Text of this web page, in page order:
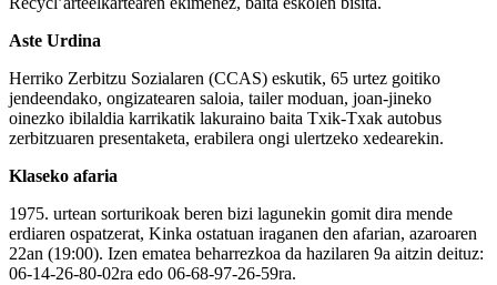
Aste Urdina
Herriko Zerbitzu Sozialaren (CCAS) eskutik, 65 urtez goitiko
jendeendako, ongizatearen saloia, tailer moduan, joan-jineko
oinezko ibilaldia karrikatik lakuraino baita Txik-Txak autobus
zerbitzuaren presentaketa, erabilera ongi ulertzeko xedearekin.
Klaseko afaria
1975. urtean sorturikoak beren bizi lagunekin gomit dira mende
erdiaren ospatzerat, Kinka ostatuan iraganen den afarian, azaroaren
22an (19:00). Izen ematea beharrezkoa da hazilaren 9a aitzin deituz:
06-14-26-80-02ra edo 06-68-97-26-59ra.